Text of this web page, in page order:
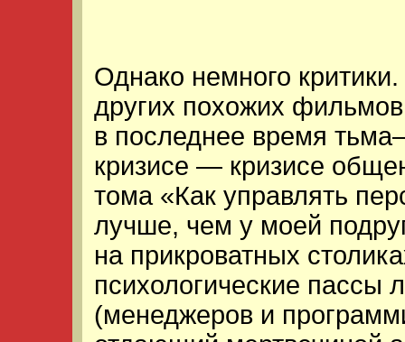
Однако немного
других похожих
в последнее время
кризисе — кризисе
тома «Как управлять
лучше, чем у моей
на прикроватных
психологические пассы
(менеджеров и